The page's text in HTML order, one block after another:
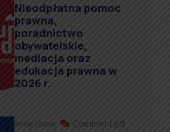
Nieodpłatna pomoc
prawna,
poradnictwo
obywatelskie,
mediacja oraz
edukacja prawna w
2026 r.
Artur Ruka Comment off